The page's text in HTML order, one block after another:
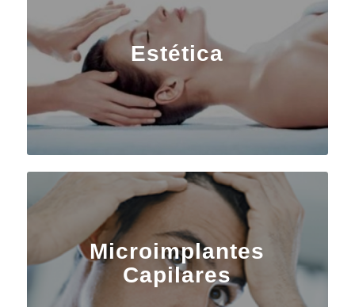
Estética
Microimplantes
Capilares